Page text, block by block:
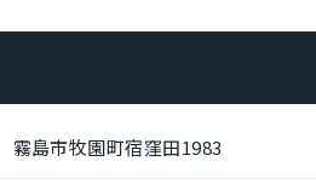
霧島市牧園町宿窪田1983